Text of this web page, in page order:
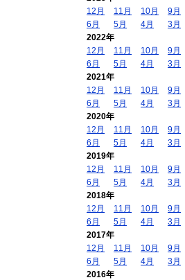
12月
11月 10月 9月
6月
5月 4月 3月
2022年
12月
11月 10月 9月
6月
5月 4月 3月
2021年
12月
11月 10月 9月
6月
5月 4月 3月
2020年
12月
11月 10月 9月
6月
5月 4月 3月
2019年
12月
11月 10月 9月
6月
5月 4月 3月
2018年
12月
11月 10月 9月
6月
5月 4月 3月
2017年
12月
11月 10月 9月
6月
5月 4月 3月
2016年